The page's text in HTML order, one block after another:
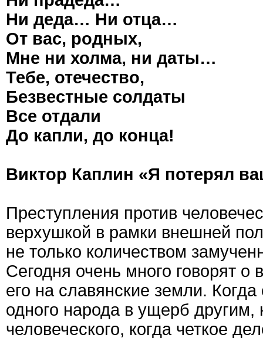
Ни деда… Ни отца…
От вас, родных,
Мне ни холма, ни даты…
Тебе, отечество,
Безвестные солдаты
Все отдали
До капли, до конца!
Виктор Каплин «Я потерял
Преступления против
верхушкой в рамки внешней
не только количеством
Сегодня очень много говорят
его на славянские земли.
одного народа в ущерб
человеческого, когда четкое